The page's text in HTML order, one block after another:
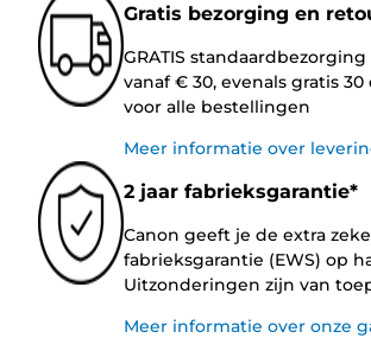
Gratis bezorging en
GRATIS
vanaf € 30, evenals gratis
voor alle bestellingen
Meer informatie over
2 jaar fabrieksgarantie*
Canon geeft je de extra
fabrieksgarantie (EWS) op
Uitzonderingen zijn van
Meer informatie over onze